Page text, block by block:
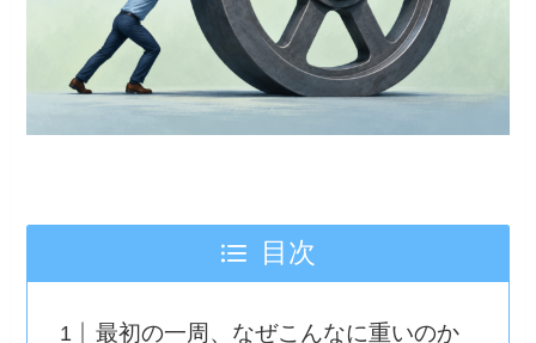
目次
最初の一周、なぜこんなに重いのか